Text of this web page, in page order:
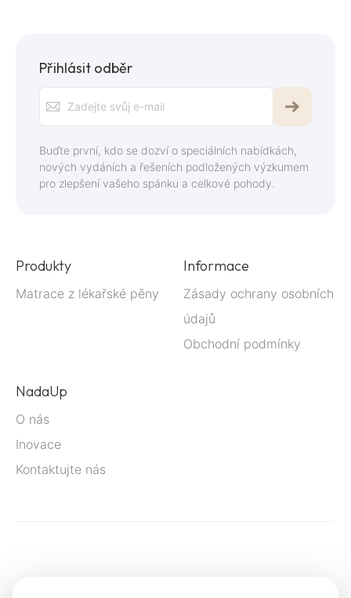
Přihlásit odběr
odběru
zpravodaje:
Buďte první, kdo se dozví o speciálních nabídkách,
nových vydáních a řešeních podložených výzkumem
pro zlepšení vašeho spánku a celkové pohody.
Produkty
Matrace z lékařské pěny
Informace
Zásady ochrany osobních
údajů
Obchodní podmínky
NadaUp
O nás
Inovace
Kontaktujte nás